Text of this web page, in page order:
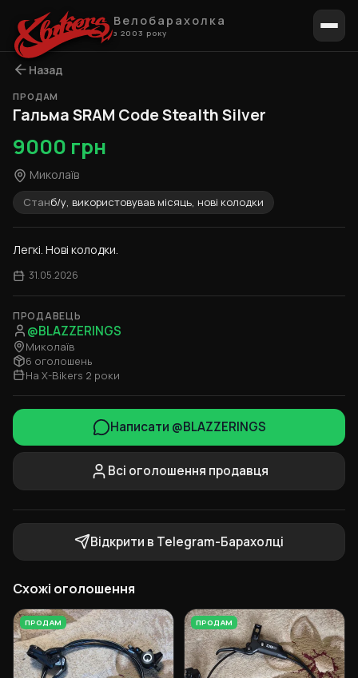
Велобарахолка
з 2003 року
Назад
ПРОДАМ
Гальма SRAM Code Stealth Silver
9000 грн
Миколаїв
Станб/у, використовував місяць, нові колодки
Легкі. Нові колодки.
31.05.2026
ПРОДАВЕЦЬ
@BLAZZERINGS
Миколаїв
6 оголошень
На X-Bikers 2 роки
Написати @BLAZZERINGS
Всі оголошення продавця
Відкрити в Telegram-Барахолці
Схожі оголошення
ПРОДАМ ПРОДАМ